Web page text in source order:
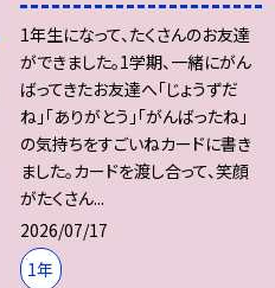
1年生になって、たくさんのお友達
ができました。1学期、一緒にがん
ばってきたお友達へ｢じょうずだ
ね｣｢ありがとう｣｢がんばったね｣
の気持ちをすごいねカードに書き
ました。カードを渡し合って、笑顔
がたくさん...
2026/07/17
1年